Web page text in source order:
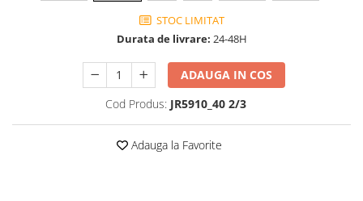
STOC LIMITAT
Durata de livrare: 24-48H
ADAUGA IN COS
Cod Produs: JR5910_40 2/3
Adauga la Favorite